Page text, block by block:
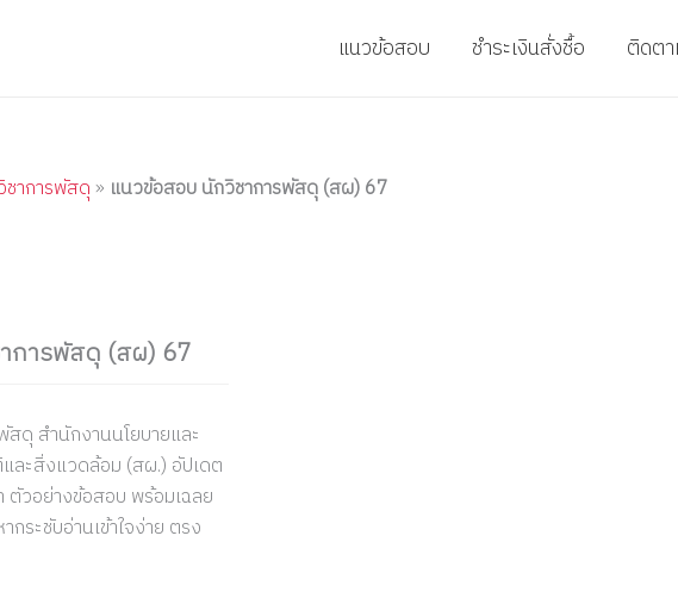
แนวข้อสอบ ชำระเงินสั่งชื้อ ติดต
ชาการพัสดุ» แนวข้อสอบ นักวิชาการพัสดุ (สผ) 67
การพัสดุ (สผ) 67
ดุ สำนักงานนโยบายและ
ละสิ่งแวดล้อม (สผ.) อัปเดต
วอย่างข้อสอบ พร้อมเฉลย
กระชับอ่านเข้าใจง่าย ตรง